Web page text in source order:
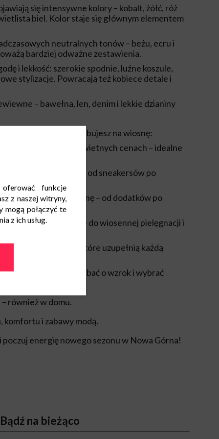
się intensywne kolory – kobalt, żółć, róż
biel. Kolor staje się głównym elementem
neutralnych tonów – beżu, ecru i
bardziej odważne zestawienia.
i lekkość: szerokie spodnie, luźne koszule,
stylizacje. Powracają też kobiece detale i
– bawełna, len, denim i lekkie dzianiny
czego potrzebujesz na wiosnę:
lekkie kolekcje w świetnych cenach – idealne
obuwie sezonu – od sneakersów po
akcesoria na wiosnę – od dodatków po
użytku.
co potrzebne do wiosennej pielęgnacji i
dodatki i akcenty, które uzupełnią każdą
Vision Express
, by zadbać o wzrok i wybrać
również w domu.
komfortu i zabawy modą.
energię nowego sezonu w Nowa Górna!
Bądź na bieżąco
funkcje
z naszej witryny,
mogą połączyć te
z ich usług.